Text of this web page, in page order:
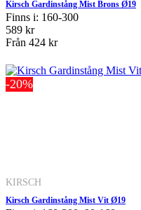
Kirsch Gardinstång Mist Brons Ø19
Finns i: 160-300
589 kr
Från 424 kr
-20%
KIRSCH
Kirsch Gardinstång Mist Vit Ø19